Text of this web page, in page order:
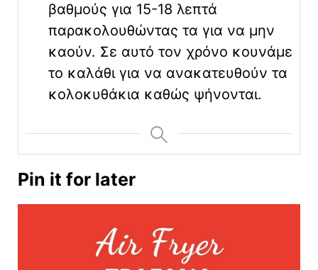
βαθμούς για 15-18 λεπτά
παρακολουθώντας τα για να μην
καούν. Σε αυτό τον χρόνο κουνάμε
το καλάθι για να ανακατευθούν τα
κολοκυθάκια καθώς ψήνονται.
Pin it for later